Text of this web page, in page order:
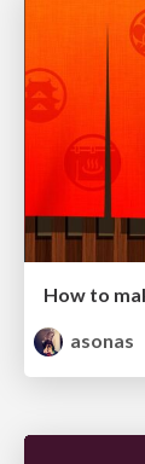
How to
asonas